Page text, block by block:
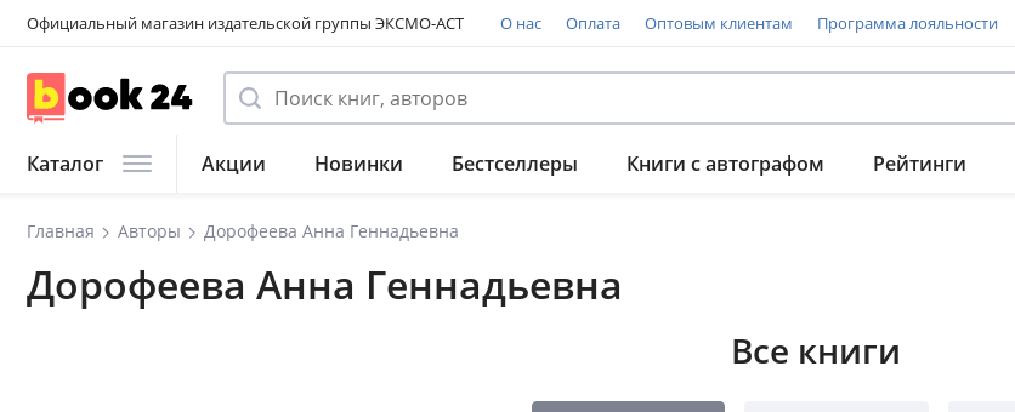
Официальный магазин издательской группы ЭКСМО-АСТ О нас Оплата Оптовым клиентам Программа лояльности
Каталог Акции Новинки Бестселлеры Книги с автографом Рейтинги
Главная Авторы Дорофеева Анна Геннадьевна
Дорофеева Анна Геннадьевна
Все книги